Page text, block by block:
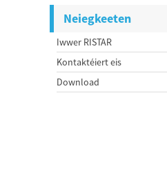
Neiegkeeten
Iwwer RISTAR
Kontaktéiert eis
Download